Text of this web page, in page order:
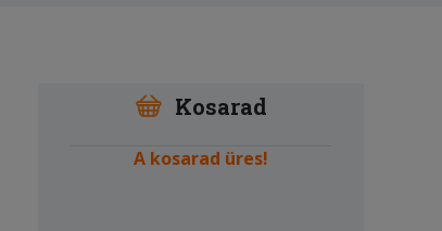
Kosarad
A kosarad üres!